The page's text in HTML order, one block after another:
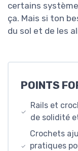
certains
ça. Mais si ton
du sol et de les
POINTS
Rails et
de solidité
Crochets
pratiques